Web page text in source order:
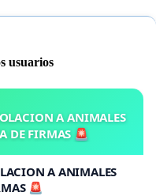
usuarios
A ANIMALES
DE FIRMAS 🚨
A ANIMALES
🚨